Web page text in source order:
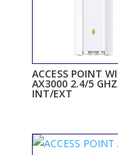
ACCESS POINT
AX3000 2.4/5 GHZ
INT/EXT